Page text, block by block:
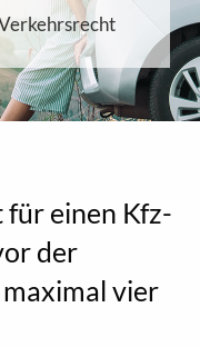
einen Kfz-
der
vier